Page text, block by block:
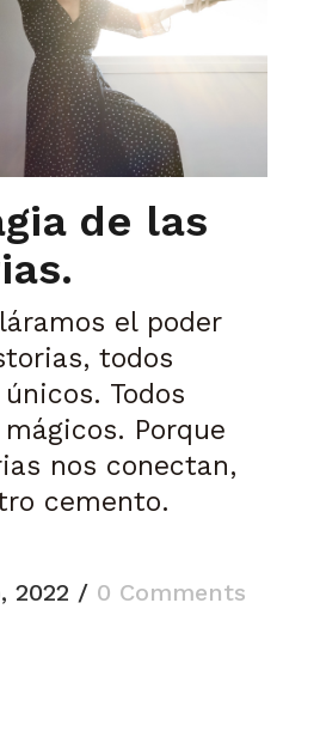
de las
el poder
todos
Todos
Porque
nos conectan,
cemento.
2022 / 0 Comments